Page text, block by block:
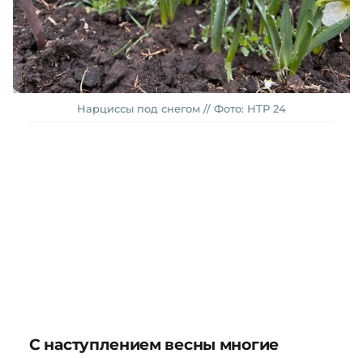
Нарциссы под снегом // Фото: НТР 24
С наступлением весны многие